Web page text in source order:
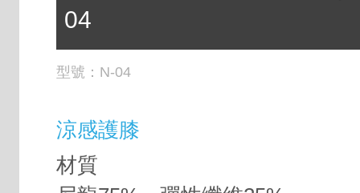
04
型號： N-04
涼感護膝
材質